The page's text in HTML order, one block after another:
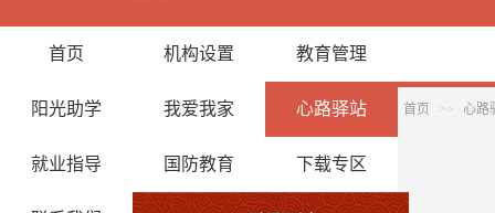
首页 机构设置 教育管理
阳光助学 我爱我家 心路驿站
就业指导 国防教育 下载专区
首页 >> 心路